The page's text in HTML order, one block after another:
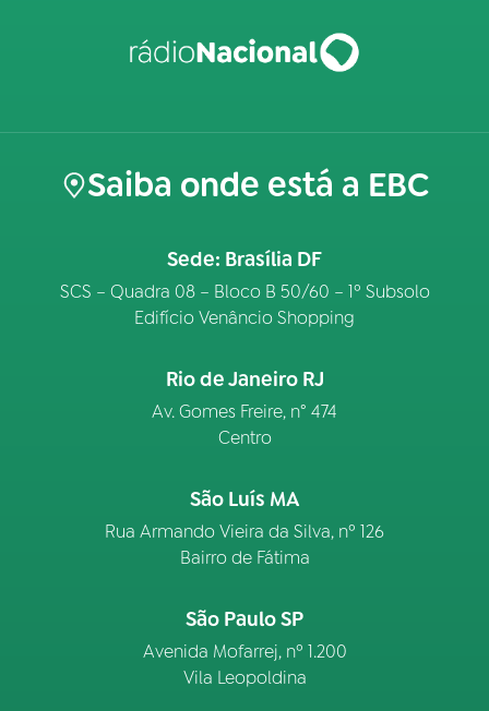
Saiba onde está a EBC
Sede: Brasília DF
SCS – Quadra 08 – Bloco B 50/60 – 1º Subsolo
Edifício Venâncio Shopping
Rio de Janeiro RJ
Av. Gomes Freire, n° 474
Centro
São Luís MA
Rua Armando Vieira da Silva, nº 126
Bairro de Fátima
São Paulo SP
Avenida Mofarrej, nº 1.200
Vila Leopoldina